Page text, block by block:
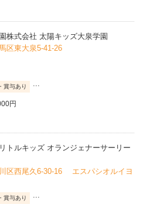
株式会社 太陽キッズ大泉学園
区東大泉5-41-26
賞与あり
円
トルキッズ オランジェナーサーリー
区西尾久6-30-16 エスパシオルイヨ
賞与あり